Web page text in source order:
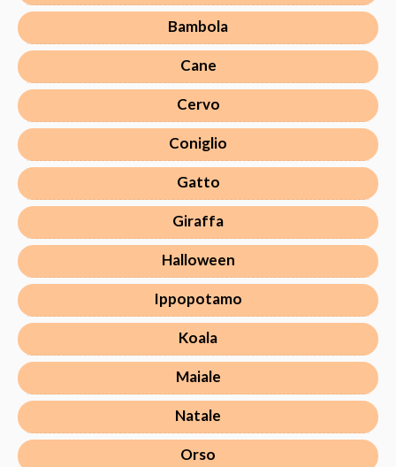
Bambola
Cane
Cervo
Coniglio
Gatto
Giraffa
Halloween
Ippopotamo
Koala
Maiale
Natale
Orso